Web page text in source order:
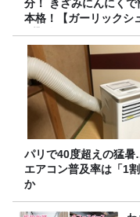
分！ きざみにんにくで
本格！【ガーリックシ
プ】 桃屋のかんたんレ
パリで40度超えの猛
エアコン普及率は「1
か